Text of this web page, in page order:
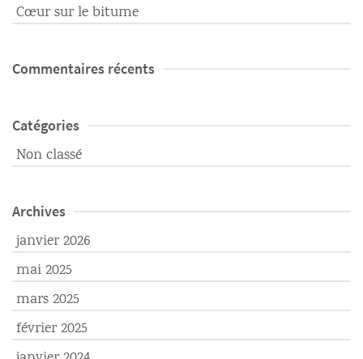
Cœur sur le bitume
Commentaires récents
Catégories
Non classé
Archives
janvier 2026
mai 2025
mars 2025
février 2025